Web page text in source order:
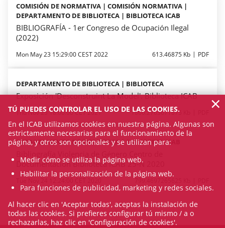
COMISIÓN DE NORMATIVA | COMISIÓN NORMATIVA |
DEPARTAMENTO DE BIBLIOTECA | BIBLIOTECA ICAB
BIBLIOGRAFÍA - 1er Congreso de Ocupación Ilegal
(2022)
Mon May 23 15:29:00 CEST 2022 613.46875 Kb PDF
DEPARTAMENTO DE BIBLIOTECA | BIBLIOTECA
Exposición 'Desconstruint La Model'. Biblioteca ICAB
Thu Nov 25 18:00:00 CET 2021 1860.2763671875 Kb
DEPARTAMENTO DE BIBLIOTECA | BIBLIOTECA ICAB
Documentación Biblioteca ICAB 25-N 2020
Tue Nov 24 12:24:00 CET 2020 799.4697265625 Kb
TÚ PUEDES CONTROLAR EL USO DE LAS COOKIES.
En el ICAB utilizamos cookies en nuestra página. Algunas son
estrictamente necesarias para el funcionamiento de la
página, y otros son opcionales y se utilizan para:
Medir cómo se utiliza la página web.
Habilitar la personalización de la página web.
Para funciones de publicidad, marketing y redes sociales.
Al hacer clic en 'Aceptar todas', aceptas la instalación de
todas las cookies. Si prefieres configurar tú mismo / a o
rechazarlas, haz clic en 'Configuración de cookies'.
×